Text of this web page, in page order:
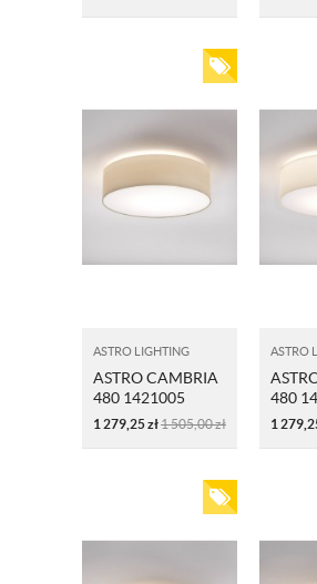
ASTRO LIGHTING
ASTRO CAMBRIA
480 1421005
PIASKOWY
1 279,25zł1 505,00zł
ASTRO
480
BIAŁY
1